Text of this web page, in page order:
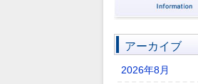
アーカイブ
2026年8月